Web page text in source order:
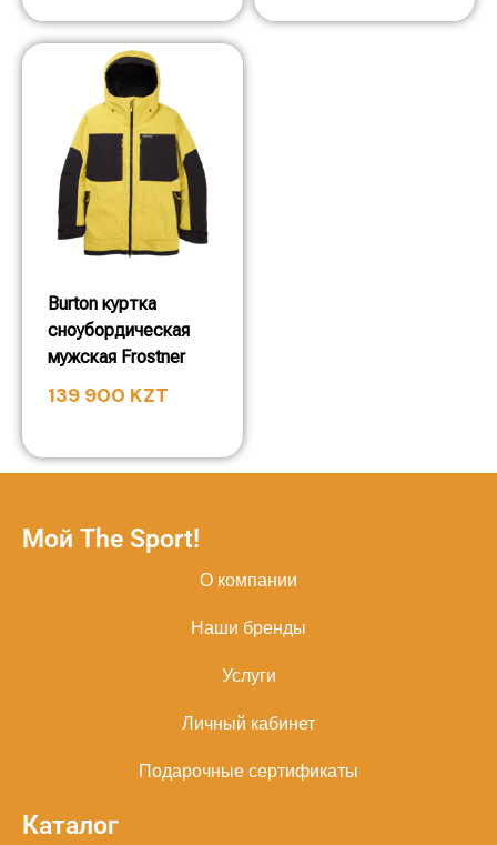
Burton куртка
сноубордическая
мужская Frostner
139 900 KZT
Мой The Sport!
О компании
Наши бренды
Услуги
Личный кабинет
Подарочные сертификаты
Каталог